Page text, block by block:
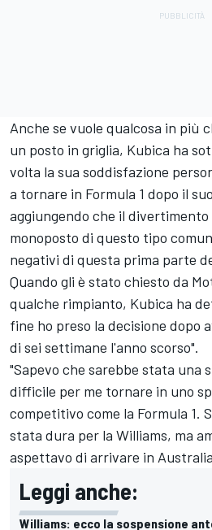
Anche se vuole qualcosa in più
un posto in griglia, Kubica ha
volta la sua soddisfazione
a tornare in Formula 1 dopo il
aggiungendo che il
monoposto di questo tipo
negativi di questa prima parte
Quando gli è stato chiesto da
qualche rimpianto, Kubica ha
fine ho preso la decisione dopo
di sei settimane l'anno scorso".
"Sapevo che sarebbe stata una
difficile per me tornare in uno
competitivo come la Formula 1.
stata dura per la Williams, ma
aspettavo di arrivare in
Leggi anche:
Williams: ecco la sospensione